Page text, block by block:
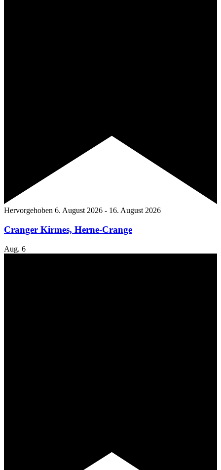
Hervorgehoben 6. August 2026 - 16. August 2026
Cranger Kirmes, Herne-Crange
Aug. 6